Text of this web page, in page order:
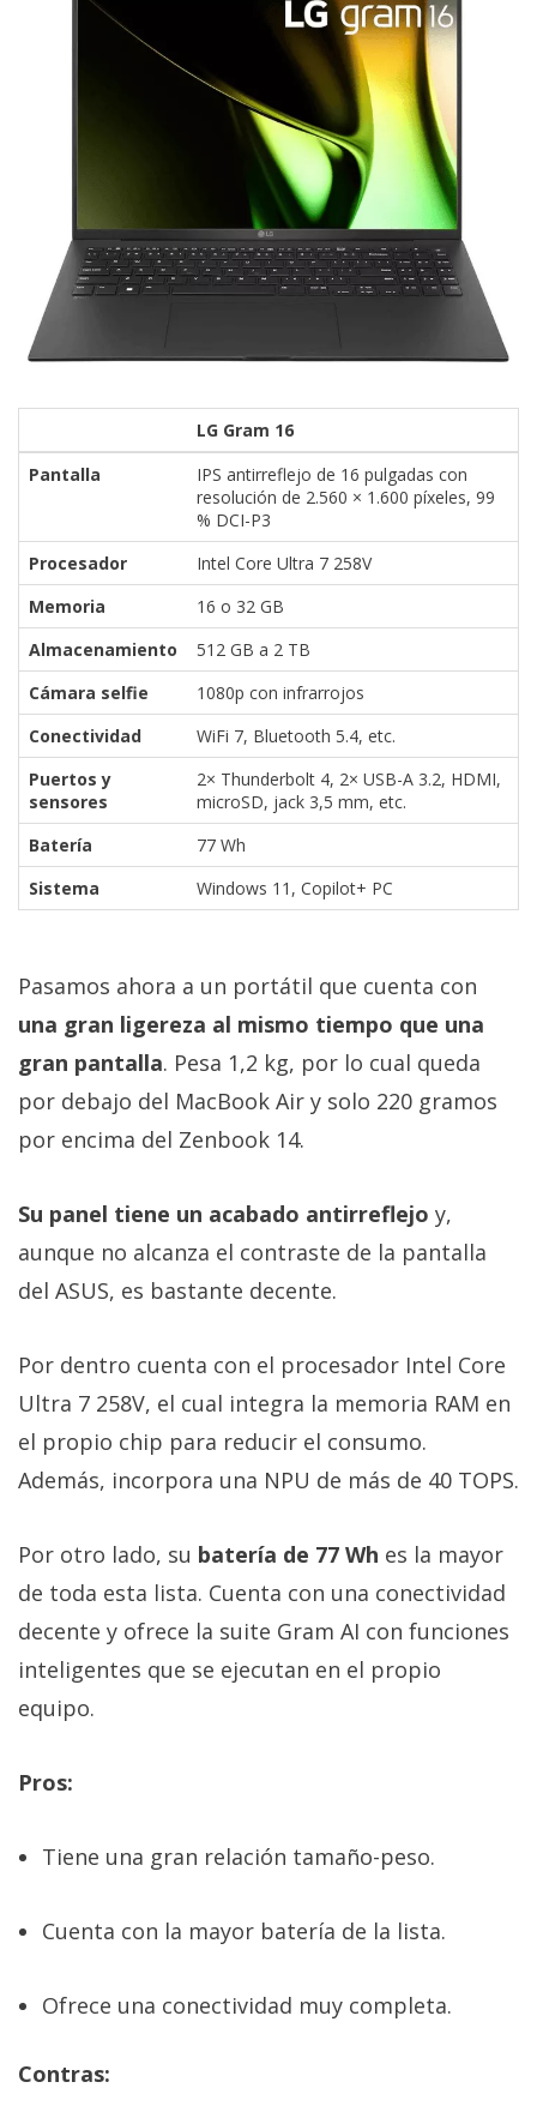
LG Gram 16
Pantalla
IPS antirreflejo de 16 pulgadas con
resolución de 2.560 × 1.600 píxeles, 99
% DCI-P3
Procesador
Intel Core Ultra 7 258V
Memoria
16 o 32 GB
Almacenamiento
512 GB a 2 TB
Cámara selfie
1080p con infrarrojos
Conectividad
WiFi 7, Bluetooth 5.4, etc.
Puertos y
sensores
2× Thunderbolt 4, 2× USB-A 3.2, HDMI,
microSD, jack 3,5 mm, etc.
Batería
77 Wh
Sistema
Windows 11, Copilot+ PC
Pasamos ahora a un portátil que cuenta con
una gran ligereza al mismo tiempo que una
gran pantalla. Pesa 1,2 kg, por lo cual queda
por debajo del MacBook Air y solo 220 gramos
por encima del Zenbook 14.
Su panel tiene un acabado antirreflejo y,
aunque no alcanza el contraste de la pantalla
del ASUS, es bastante decente.
Por dentro cuenta con el procesador Intel Core
Ultra 7 258V, el cual integra la memoria RAM en
el propio chip para reducir el consumo.
Además, incorpora una NPU de más de 40 TOPS.
Por otro lado, su batería de 77 Wh es la mayor
de toda esta lista. Cuenta con una conectividad
decente y ofrece la suite Gram AI con funciones
inteligentes que se ejecutan en el propio
equipo.
Pros:
Tiene una gran relación tamaño-peso.
Cuenta con la mayor batería de la lista.
Ofrece una conectividad muy completa.
Contras: